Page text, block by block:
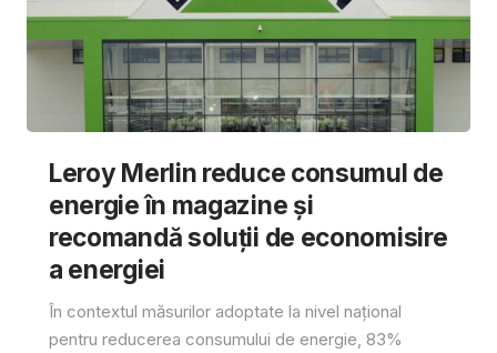
Leroy Merlin reduce consumul de
energie în magazine și
recomandă soluții de economisire
a energiei
În contextul măsurilor adoptate la nivel național
pentru reducerea consumului de energie, 83%